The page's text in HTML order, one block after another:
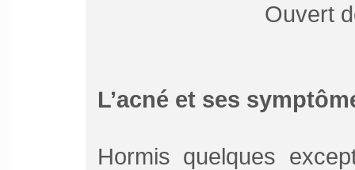
Ouvert
L’acné et ses
Hormis quelques